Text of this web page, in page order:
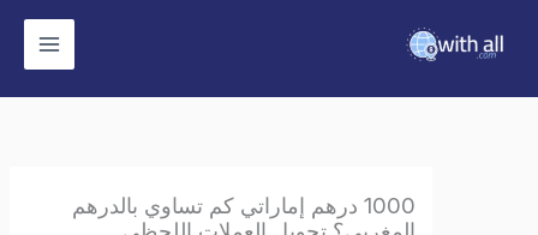
1000 درهم إماراتي كم تساوي بالدرهم